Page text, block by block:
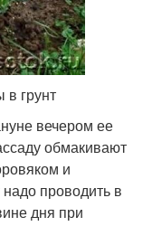
в грунт
вечером ее
обмакивают
и
проводить в
дня при